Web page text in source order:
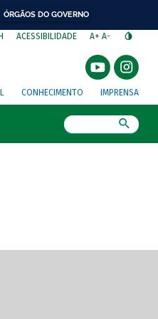
ÓRGÃOS DO GOVERNO
ACESSIBILIDADE A+ A-
CONHECIMENTO IMPRENSA